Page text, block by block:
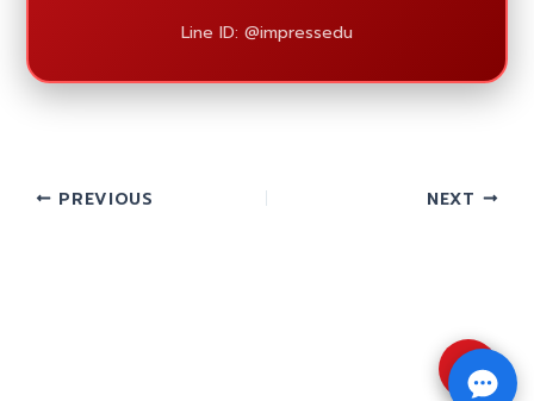
Line ID: @impressedu
PREVIOUS NEXT
⇧